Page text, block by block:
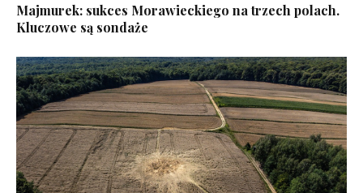
Majmurek: sukces Morawieckiego na trzech polach.
Kluczowe są sondaże